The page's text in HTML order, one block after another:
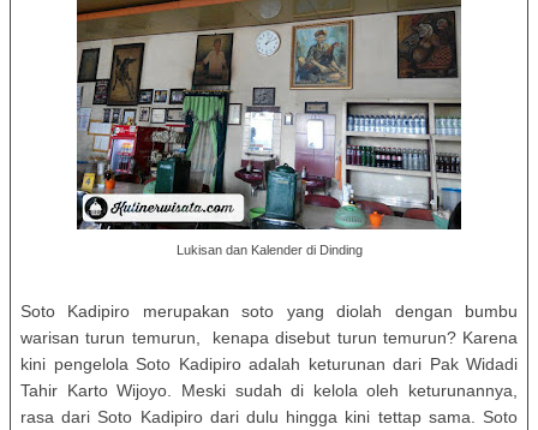
Lukisan dan Kalender di Dinding
Soto Kadipiro merupakan soto yang diolah dengan bumbu
warisan turun temurun, kenapa disebut turun temurun? Karena
kini pengelola Soto Kadipiro adalah keturunan dari Pak Widadi
Tahir Karto Wijoyo. Meski sudah di kelola oleh keturunannya,
rasa dari Soto Kadipiro dari dulu hingga kini tettap sama. Soto